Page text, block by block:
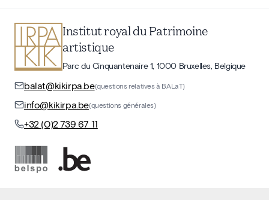
Institut royal du Patrimoine
artistique
Parc du Cinquantenaire 1, 1000 Bruxelles, Belgique
balat@kikirpa.be(questions relatives à BALaT)
info@kikirpa.be(questions générales)
+32 (0)2 739 67 11